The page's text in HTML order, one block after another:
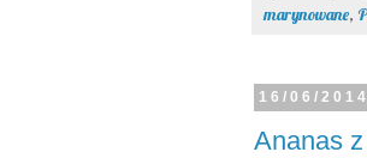
marynowane,
16/06/
Ananas